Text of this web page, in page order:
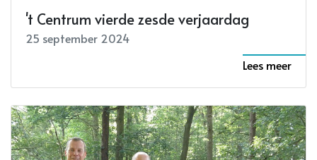
't Centrum vierde zesde verjaardag
25 september 2024
Lees meer